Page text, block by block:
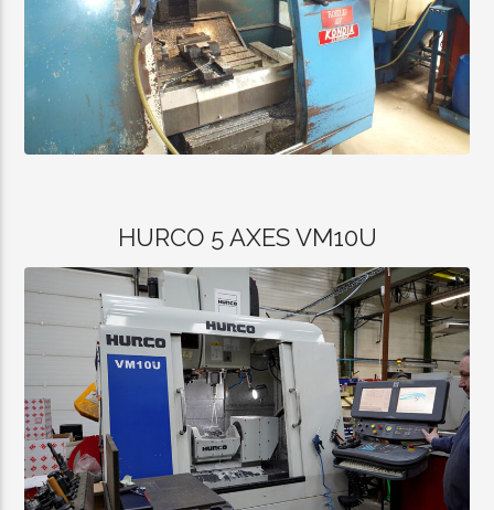
HURCO 5 AXES VM10U